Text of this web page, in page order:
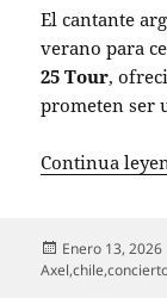
El cantante
verano para
25 Tour,
prometen ser
Continua
Publicado
el
Enero 13, 2026
Axel,chile,